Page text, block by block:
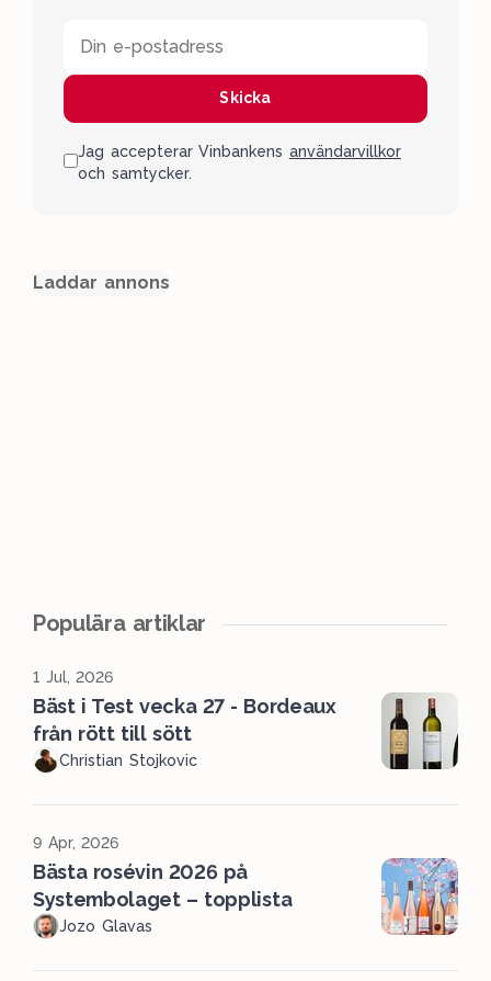
Din e-postadress
Skicka
Jag accepterar Vinbankens användarvillkor
och samtycker.
Laddar annons
Populära artiklar
1 Jul, 2026
Bäst i Test vecka 27 - Bordeaux
från rött till sött
Christian Stojkovic
9 Apr, 2026
Bästa rosévin 2026 på
Systembolaget – topplista
Jozo Glavas